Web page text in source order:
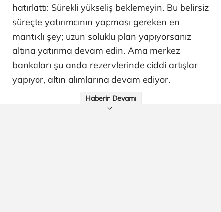
hatırlattı: Sürekli yükseliş beklemeyin. Bu belirsiz
süreçte yatırımcının yapması gereken en
mantıklı şey; uzun soluklu plan yapıyorsanız
altına yatırıma devam edin. Ama merkez
bankaları şu anda rezervlerinde ciddi artışlar
yapıyor, altın alımlarına devam ediyor.
Haberin Devamı